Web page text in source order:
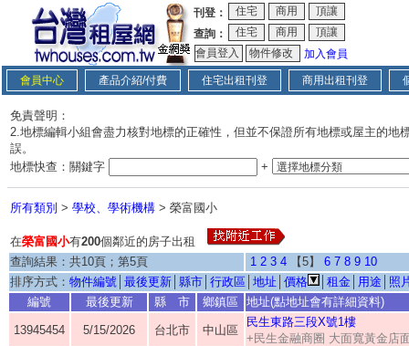
刊登：
查詢：
加入會員
會員中心 產品介紹/付費 住宅出租刊登 商用出租刊登
免責聲明：
2.地標編輯小組會盡力核對地標的正確性，但並不保證所有地標或屋主的地
誤。
地標快查：關鍵字
+
所有類別 > 學校、學術機構 > 榮富國小
在榮富國小有200個鄰近的房子出租
查詢結果：共10頁；第5頁
1 2 3 4 【5】 6 7 8 9 10
排序方式： 物件編號 最後更新 縣市 行政區 地址 價格 租金 用途
照
編號
最後更新 縣 市 鄉鎮區 地址(點地址會有詳細資料)
13945454 5/15/2026 台北市 中山區
民生東路三段X號1樓
+民生金融商圈 大面寬黃金店